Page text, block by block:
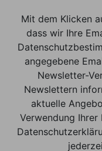
Mit dem Klicken
dass wir Ihre
angegebene
Newsletter-
Newslettern
aktuelle
Verwendung Ihrer